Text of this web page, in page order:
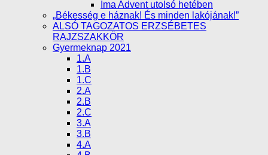
Ima Advent utolsó hetében
„Békesség e háznak! És minden lakójának!”
ALSÓ TAGOZATOS ERZSÉBETES
RAJZSZAKKÖR
Gyermeknap 2021
1.A
1.B
1.C
2.A
2.B
2.C
3.A
3.B
4.A